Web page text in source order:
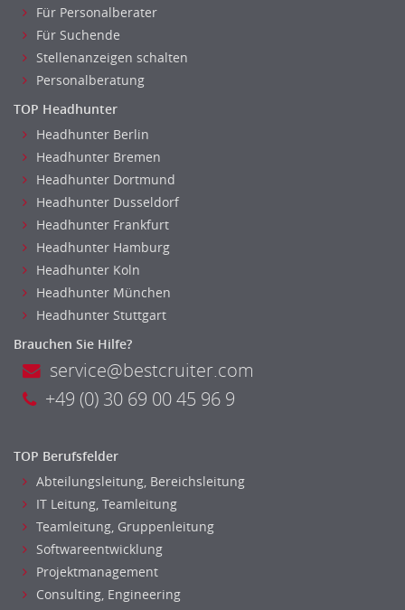
Für Personalberater
Für Suchende
Stellenanzeigen schalten
Personalberatung
TOP Headhunter
Headhunter Berlin
Headhunter Bremen
Headhunter Dortmund
Headhunter Dusseldorf
Headhunter Frankfurt
Headhunter Hamburg
Headhunter Koln
Headhunter München
Headhunter Stuttgart
Brauchen Sie Hilfe?
service@bestcruiter.com
+49 (0) 30 69 00 45 96 9
TOP Berufsfelder
Abteilungsleitung, Bereichsleitung
IT Leitung, Teamleitung
Teamleitung, Gruppenleitung
Softwareentwicklung
Projektmanagement
Consulting, Engineering